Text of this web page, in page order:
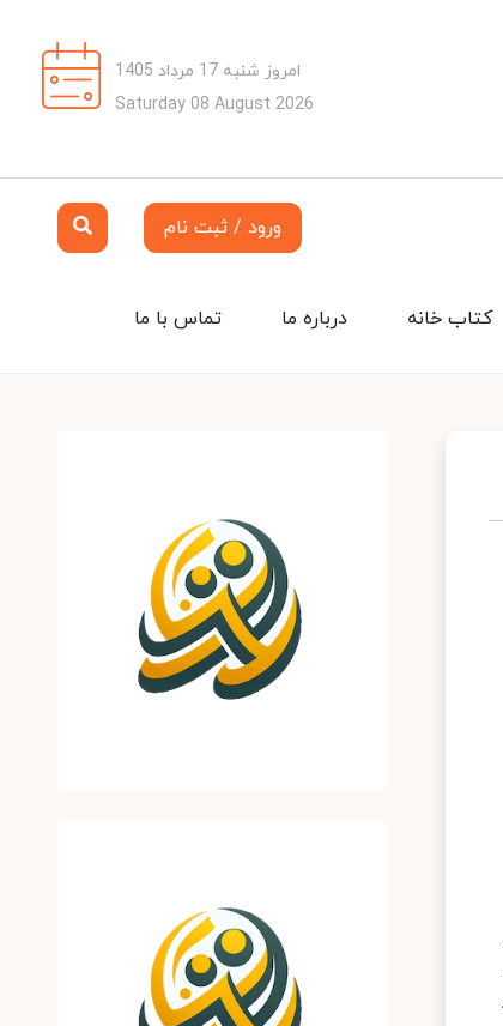
امروز شنبه 17 مرداد 1405
Saturday 08 August 2026
ورود / ثبت نام
تماس با ما درباره ما کتاب خانه